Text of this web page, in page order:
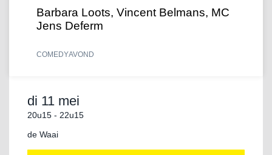
Barbara Loots, Vincent Belmans, MC
Jens Deferm
COMEDYAVOND
di 11 mei
20u15 - 22u15
de Waai